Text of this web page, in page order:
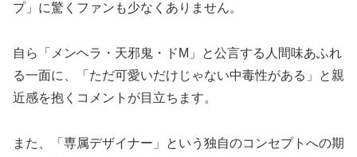
プ」に驚くファンも少なくありません。
自ら「メンヘラ・天邪鬼・ドM」と公言する人間味あふれ
る一面に、「ただ可愛いだけじゃない中毒性がある」と親
近感を抱くコメントが目立ちます。
また、「専属デザイナー」という独自のコンセプトへの期